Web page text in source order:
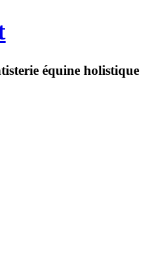
équine holistique